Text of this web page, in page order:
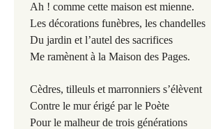
Ah ! comme cette maison est mienne.
Les décorations funèbres, les chandelles
Du jardin et l’autel des sacrifices
Me ramènent à la Maison des Pages.
Cèdres, tilleuls et marronniers s’élèvent
Contre le mur érigé par le Poète
Pour le malheur de trois générations